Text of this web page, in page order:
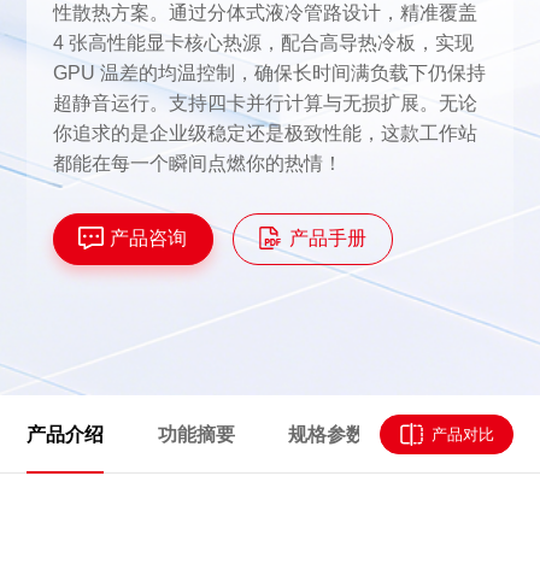
性散热方案。通过分体式液冷管路设计，精准覆盖
4 张高性能显卡核心热源，配合高导热冷板，实现
GPU 温差的均温控制，确保长时间满负载下仍保持
超静音运行。支持四卡并行计算与无损扩展。无论
你追求的是企业级稳定还是极致性能，这款工作站
都能在每一个瞬间点燃你的热情！
产品咨询 产品手册
产品介绍 功能摘要 规格参数 资源下载
产品对比